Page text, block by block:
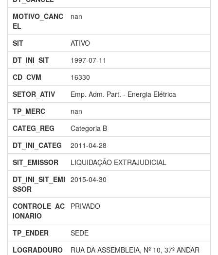
MOTIVO_CANC
EL
nan
SIT
ATIVO
DT_INI_SIT
1997-07-11
CD_CVM
16330
SETOR_ATIV
Emp. Adm. Part. - Energia Elétrica
TP_MERC
nan
CATEG_REG
Categoria B
DT_INI_CATEG
2011-04-28
SIT_EMISSOR
LIQUIDAÇÃO EXTRAJUDICIAL
DT_INI_SIT_EMI
SSOR
2015-04-30
CONTROLE_AC
IONARIO
PRIVADO
TP_ENDER
SEDE
LOGRADOURO
RUA DA ASSEMBLEIA, Nº 10, 37º ANDAR